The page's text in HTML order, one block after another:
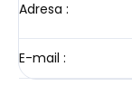
Adresa :
E-mail :